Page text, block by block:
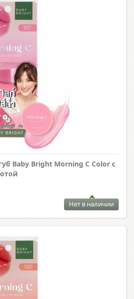
Baby Bright Morning C Color с
Нет в наличии